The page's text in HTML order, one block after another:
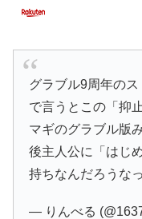
グラブル9周年の
で言うとこの「抑
マギのグラブル版
後主人公に「はじ
持ちなんだろうな
— りんべる